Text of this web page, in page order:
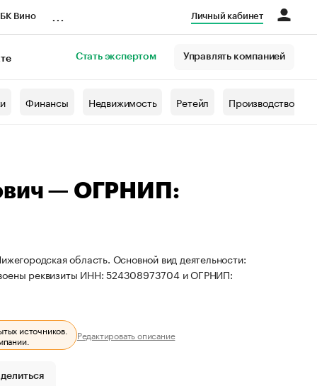
Вино Личный кабинет
Стать экспертом Управлять компанией
Финансы Недвижимость Ретейл Производство
— ОГРНИП:
область. Основной вид деятельности:
реквизиты ИНН: 524308973704 и ОГРНИП:
источников.
Редактировать описание